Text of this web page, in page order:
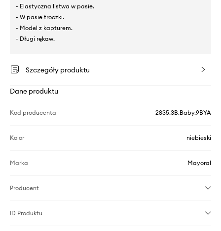
- Elastyczna listwa w pasie.
- W pasie troczki.
- Model z kapturem.
- Długi rękaw.
Szczegóły produktu
Dane produktu
Kod producenta 2835.3B.Baby.9BYA
Kolor niebieski
Marka Mayoral
Producent
ID Produktu